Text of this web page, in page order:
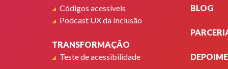
Códigos acessíveis
Podcast UX da Inclusão
TRANSFORMAÇÃO
Teste de acessibilidade
BLOG